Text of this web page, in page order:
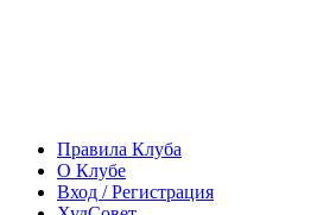
Правила Клуба
О Клубе
Вход / Регистрация